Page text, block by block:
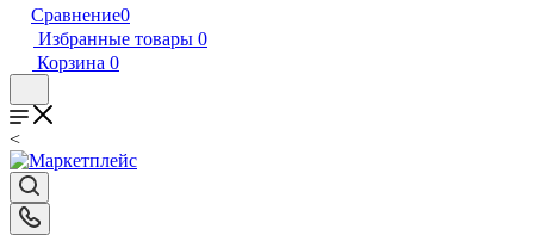
Сравнение0
Избранные товары 0
Корзина 0
<